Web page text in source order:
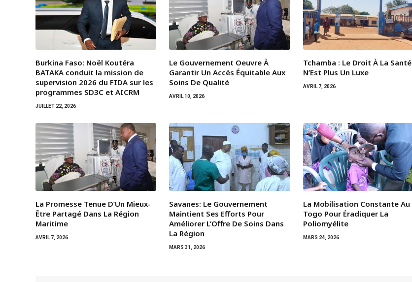
Burkina Faso: Noël Koutéra
BATAKA conduit la mission de
supervision 2026 du FIDA sur les
programmes SD3C et AICRM
JUILLET 22, 2026
Le Gouvernement Oeuvre À
Garantir Un Accès Équitable Aux
Soins De Qualité
AVRIL 10, 2026
Tchamba : Le Droit À La Santé
N’Est Plus Un Luxe
AVRIL 7, 2026
La Promesse Tenue D’Un Mieux-
Être Partagé Dans La Région
Maritime
AVRIL 7, 2026
Savanes: Le Gouvernement
Maintient Ses Efforts Pour
Améliorer L’Offre De Soins Dans
La Région
MARS 31, 2026
La Mobilisation Constante Au
Togo Pour Éradiquer La
Poliomyélite
MARS 24, 2026